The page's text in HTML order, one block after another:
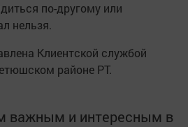
по-другому или
нельзя.
Клиентской службой
районе РТ.
важным и интересным в